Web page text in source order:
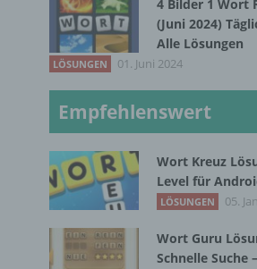
4 Bilder 1 Wort
(Juni 2024)
Alle Lösungen
LÖSUNGEN 01. Juni 2024
Empfehlenswert
Wort Kreuz
Level für
LÖSUNGEN 05.
Wort Guru
Schnelle Suche –